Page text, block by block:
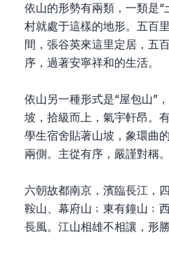
依山的形勢有兩類，一類是
村就處于這樣的地形。五百
間，張谷英來這里定居，五
序，過著安寧祥和的生活。
依山另一種形式是“屋包山”
坡，拾級而上，氣宇軒昂。
學生宿舍貼著山坡，象環曲
兩側。主從有序，嚴謹對稱
六朝故都南京，濱臨長江，
鞍山、幕府山﹔東有鐘山﹔
長風。江山相雄不相讓，形